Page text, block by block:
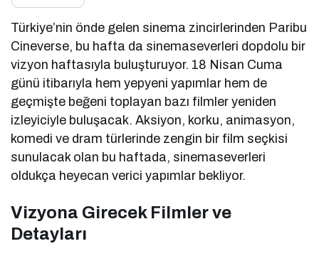
Türkiye’nin önde gelen sinema zincirlerinden Paribu
Cineverse, bu hafta da sinemaseverleri dopdolu bir
vizyon haftasıyla buluşturuyor. 18 Nisan Cuma
günü itibarıyla hem yepyeni yapımlar hem de
geçmişte beğeni toplayan bazı filmler yeniden
izleyiciyle buluşacak. Aksiyon, korku, animasyon,
komedi ve dram türlerinde zengin bir film seçkisi
sunulacak olan bu haftada, sinemaseverleri
oldukça heyecan verici yapımlar bekliyor.
Vizyona Girecek Filmler ve
Detayları